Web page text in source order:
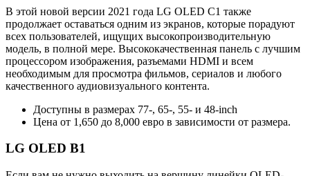
В этой новой версии 2021 года LG OLED C1 также
продолжает оставаться одним из экранов, которые порадуют
всех пользователей, ищущих высокопроизводительную
модель, в полной мере. Высококачественная панель с лучшим
процессором изображения, разъемами HDMI и всем
необходимым для просмотра фильмов, сериалов и любого
качественного аудиовизуального контента.
Доступны в размерах 77-, 65-, 55- и 48-inch
Цена от 1,650 до 8,000 евро в зависимости от размера.
LG OLED B1